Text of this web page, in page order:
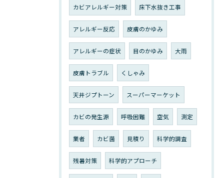
カビアレルギー対策 床下水抜き工事
アレルギー反応 皮膚のかゆみ
アレルギーの症状 目のかゆみ 大雨
皮膚トラブル くしゃみ
天井ジプトーン スーパーマーケット
カビの発生源 呼吸困難 空気 測定
業者 カビ菌 見積り 科学的調査
残暑対策 科学的アプローチ